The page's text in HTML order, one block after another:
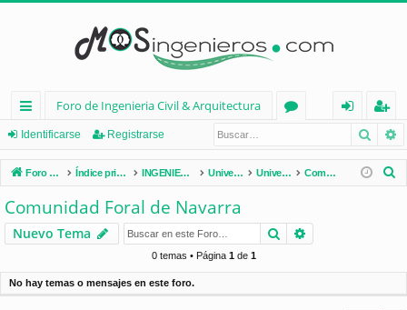
nl
ac
es
rá
pi
d
Foro de Ingenieria Civil & Arquitectura
os
nt
ifi
e
eg
ist
ra
Identificarse Registrarse
Foro de Ingenieria Civil & Arquitectura Índice principal INGENIERÍA CIVIL (España) Universidades de España Universidades por Comunidades Comunidad Foral de Navarra
r
Comunidad Foral de Navarra
Nuevo Tema Buscar
0 temas • Página 1de 1
No hay temas o mensajes en este foro.